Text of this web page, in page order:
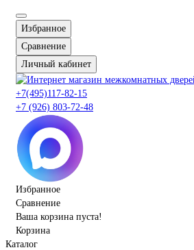
Избранное
Сравнение
Личный кабинет
+7(495)117-82-15
+7 (926) 803-72-48
Избранное
Сравнение
Ваша корзина пуста!
Корзина
Каталог